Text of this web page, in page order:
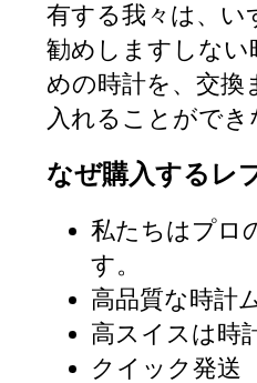
有する我々は、い
勧めしますしない
めの時計を、交換
入れることがで
なぜ購入するレ
私たちはプロ
す。
高品質な時計
高スイスは時
クイック発送